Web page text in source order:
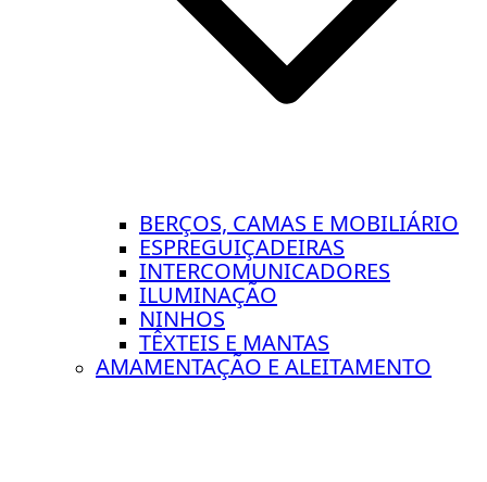
BERÇOS, CAMAS E MOBILIÁRIO
ESPREGUIÇADEIRAS
INTERCOMUNICADORES
ILUMINAÇÃO
NINHOS
TÊXTEIS E MANTAS
AMAMENTAÇÃO E ALEITAMENTO